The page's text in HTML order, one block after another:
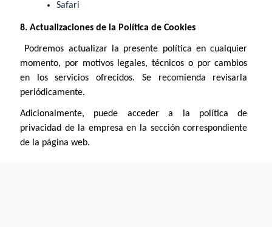
Safari
8. Actualizaciones de la Política de Cookies
Podremos actualizar la presente política en cualquier
momento, por motivos legales, técnicos o por cambios
en los servicios ofrecidos. Se recomienda revisarla
periódicamente.
Adicionalmente, puede acceder a la política de
privacidad de la empresa en la sección correspondiente
de la página web.